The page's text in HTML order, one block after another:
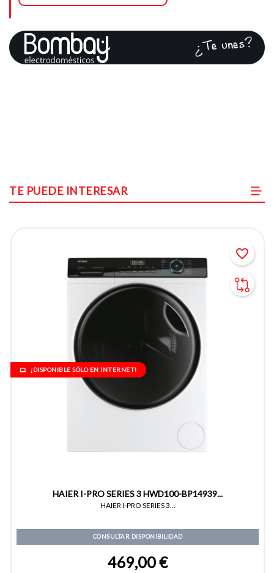
¿Te unes?
TE PUEDE INTERESAR
HAIER I-PRO SERIES 3 HWD100-BP14939...
HAIER I-PRO SERIES 3...
CONSULTAR DISPONIBILIDAD
469,00 €
¡DISPONIBLE SÓLO EN INTERNET!
favorite_border